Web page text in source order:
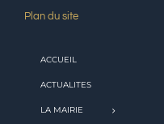
Plan du site
ACCUEIL
ACTUALITES
LA MAIRIE